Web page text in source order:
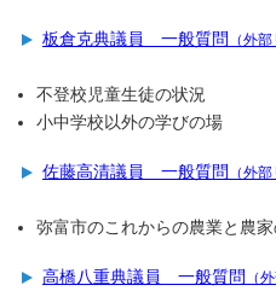
板倉克典議員 一般質問 （外
不登校児童生徒の状況
小中学校以外の学びの場
佐藤高清議員 一般質問 （外
弥富市のこれからの農業と農
高橋八重典議員 一般質問 （